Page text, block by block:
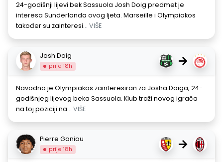
24-godišnji lijevi bek Sassuola Josh Doig predmet je
interesa Sunderlanda ovog ljeta. Marseille i Olympiakos
također su zainteresi... VIŠE
Josh Doig
prije 18h →
Navodno je Olympiakos zainteresiran za Josha Doiga, 24-
godišnjeg lijevog beka Sassuola. Klub traži novog igrača
na toj poziciji na... VIŠE
Pierre Ganiou
prije 18h →